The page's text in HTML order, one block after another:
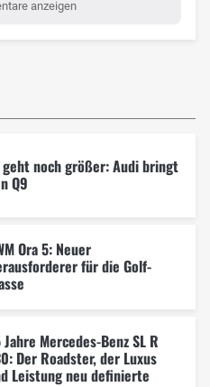
anzeigen
geht noch größer: Audi bringt
Q9
Ora 5: Neuer
für die Golf-
Jahre Mercedes-Benz SL R
Der Roadster, der Luxus
Leistung neu definierte